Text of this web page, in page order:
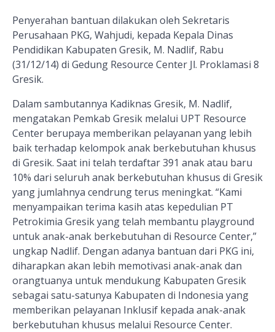
Penyerahan bantuan dilakukan oleh Sekretaris
Perusahaan PKG, Wahjudi, kepada Kepala Dinas
Pendidikan Kabupaten Gresik, M. Nadlif, Rabu
(31/12/14) di Gedung Resource Center Jl. Proklamasi 8
Gresik.
Dalam sambutannya Kadiknas Gresik, M. Nadlif,
mengatakan Pemkab Gresik melalui UPT Resource
Center berupaya memberikan pelayanan yang lebih
baik terhadap kelompok anak berkebutuhan khusus
di Gresik. Saat ini telah terdaftar 391 anak atau baru
10% dari seluruh anak berkebutuhan khusus di Gresik
yang jumlahnya cendrung terus meningkat. “Kami
menyampaikan terima kasih atas kepedulian PT
Petrokimia Gresik yang telah membantu playground
untuk anak-anak berkebutuhan di Resource Center,”
ungkap Nadlif. Dengan adanya bantuan dari PKG ini,
diharapkan akan lebih memotivasi anak-anak dan
orangtuanya untuk mendukung Kabupaten Gresik
sebagai satu-satunya Kabupaten di Indonesia yang
memberikan pelayanan Inklusif kepada anak-anak
berkebutuhan khusus melalui Resource Center.